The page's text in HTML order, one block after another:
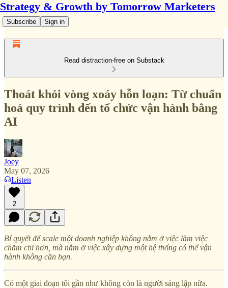
Strategy & Growth by Tomorrow Marketers
Subscribe Sign in
Read distraction-free on Substack
Thoát khỏi vòng xoáy hỗn loạn: Từ chuẩn
hoá quy trình đến tổ chức vận hành bằng
AI
Joey
May 07, 2026
Listen
2
Bí quyết để scale một doanh nghiệp không nằm ở việc làm việc
chăm chỉ hơn, mà nằm ở việc xây dựng một hệ thống có thể vận
hành không cần bạn.
Có một giai đoạn tôi gần như không còn là người sáng lập nữa.